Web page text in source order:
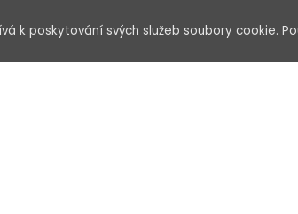
k poskytování svých služeb soubory cookie.